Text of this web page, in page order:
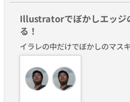
Illustratorでぼかしエッジ
る！
イラレの中だけでぼかしのマス